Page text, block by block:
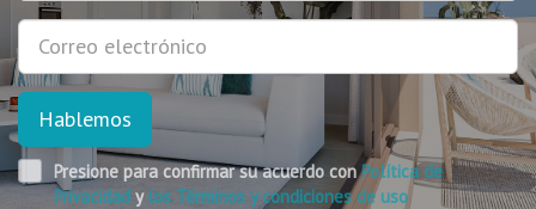
E-
mail
Hablemos
Presione para confirmar su acuerdo conPolítica de
Privacidad y los Términos y condiciones de uso